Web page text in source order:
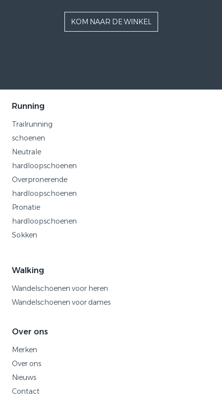
KOM NAAR DE WINKEL
Running
Trailrunning
schoenen
Neutrale
hardloopschoenen
Overpronerende
hardloopschoenen
Pronatie
hardloopschoenen
Sokken
Walking
Wandelschoenen voor heren
Wandelschoenen voor dames
Over ons
Merken
Over ons
Nieuws
Contact